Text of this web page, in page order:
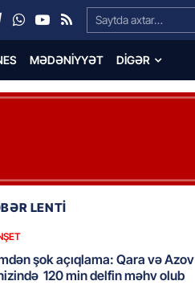
Search…
MƏDƏNIYYƏT DIGƏR
LENTİ
şok açıqlama: Qara və Azov
120 min delfin məhv olub